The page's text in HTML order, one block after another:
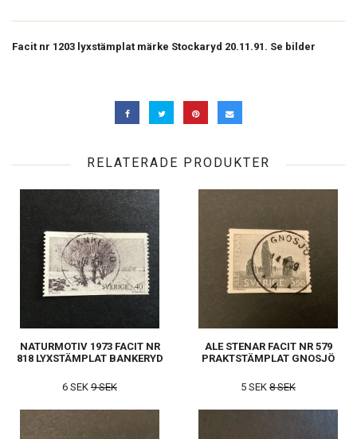
Facit nr 1203 lyxstämplat märke Stockaryd 20.11.91. Se bilder
RELATERADE PRODUKTER
NATURMOTIV 1973 FACIT NR
818 LYXSTÄMPLAT BANKERYD
6 SEK 9 SEK
ALE STENAR FACIT NR 579
PRAKTSTÄMPLAT GNOSJÖ
5 SEK 8 SEK